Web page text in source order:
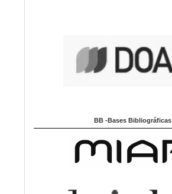
BB -Bases Bibliográficas